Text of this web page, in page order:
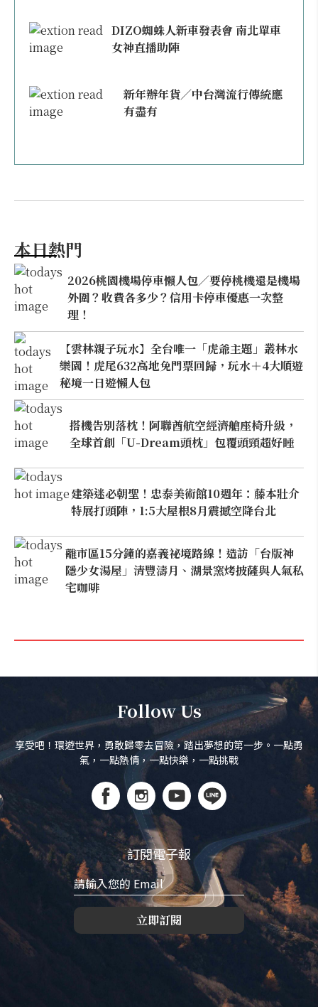
DIZO蜘蛛人新車發表會 南北單車
女神直播助陣
新年辦年貨／中台灣流行傳統應
有盡有
本日熱門
2026桃園機場停車懶人包／要停桃機還是機場
外圍？收費各多少？信用卡停車優惠一次整
理！
【雲林親子玩水】全台唯一「虎爺主題」叢林水
樂園！虎尾632高地免門票回歸，玩水＋4大順遊
秘境一日遊懶人包
搭機告別落枕！阿聯酋航空經濟艙座椅升級，
全球首創「U-Dream頭枕」包覆頭頸超好睡
建築迷必朝聖！忠泰美術館10週年：藤本壯介
特展打頭陣，1:5大屋根8月震撼空降台北
離市區15分鐘的嘉義祕境路線！造訪「台版神
隱少女湯屋」清豐濤月、湖景窯烤披薩與人氣私
宅咖啡
Follow Us
享受吧！環遊世界，勇敢歸零去冒險，踏出夢想的第一步。一點勇
氣，一點熱情，一點快樂，一點挑戰
訂閱電子報
立即訂閱